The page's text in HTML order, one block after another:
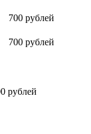
700 рублей
700 рублей
рублей